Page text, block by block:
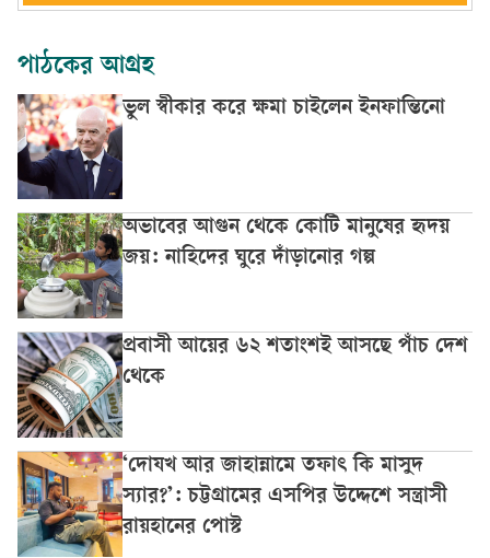
পাঠকের আগ্রহ
ভুল স্বীকার করে ক্ষমা চাইলেন ইনফান্তিনো
অভাবের আগুন থেকে কোটি মানুষের হৃদয়
জয়: নাহিদের ঘুরে দাঁড়ানোর গল্প
প্রবাসী আয়ের ৬২ শতাংশই আসছে পাঁচ দেশ
থেকে
‘দোযখ আর জাহান্নামে তফাৎ কি মাসুদ
স্যার?’: চট্টগ্রামের এসপির উদ্দেশে সন্ত্রাসী
রায়হানের পোস্ট